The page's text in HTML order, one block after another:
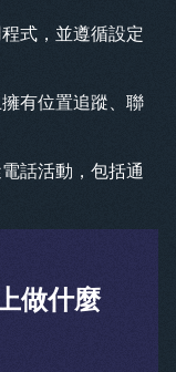
式，並遵循設定
有位置追蹤、聯
話活動，包括通
做什麼